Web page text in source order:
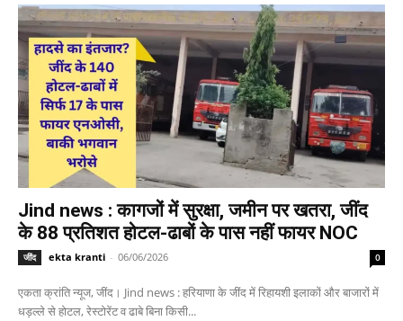
Jind news : कागजों में सुरक्षा, जमीन पर खतरा, जींद
के 88 प्रतिशत होटल-ढाबों के पास नहीं फायर NOC
जींद ekta kranti - 06/06/2026 0
एकता क्रांति न्यूज, जींद। Jind news : हरियाणा के जींद में रिहायशी इलाकों और बाजारों में
धड़ल्ले से होटल, रेस्टोरेंट व ढाबे बिना किसी...